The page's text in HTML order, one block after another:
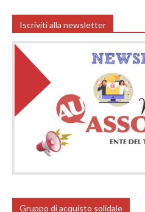
Iscriviti alla newsletter
Gruppo di acquisto solidale